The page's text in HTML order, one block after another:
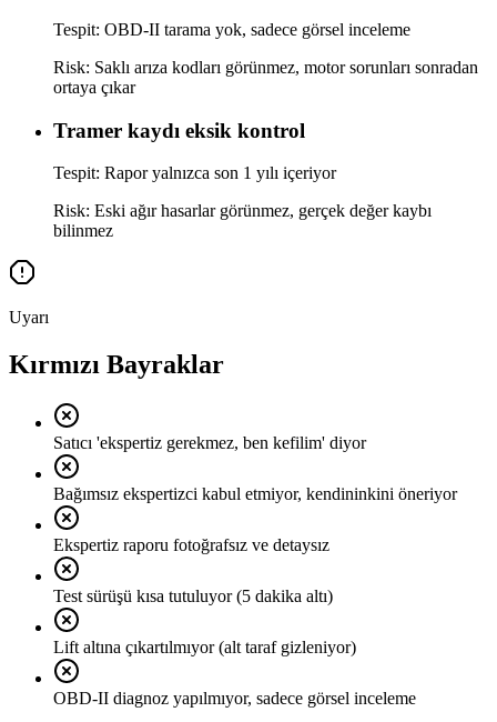
Tespit: OBD-II tarama yok, sadece görsel inceleme
Risk: Saklı arıza kodları görünmez, motor sorunları sonradan
ortaya çıkar
Tramer kaydı eksik kontrol
Tespit: Rapor yalnızca son 1 yılı içeriyor
Risk: Eski ağır hasarlar görünmez, gerçek değer kaybı
bilinmez
Uyarı
Kırmızı Bayraklar
Satıcı 'ekspertiz gerekmez, ben kefilim' diyor
Bağımsız ekspertizci kabul etmiyor, kendininkini öneriyor
Ekspertiz raporu fotoğrafsız ve detaysız
Test sürüşü kısa tutuluyor (5 dakika altı)
Lift altına çıkartılmıyor (alt taraf gizleniyor)
OBD-II diagnoz yapılmıyor, sadece görsel inceleme